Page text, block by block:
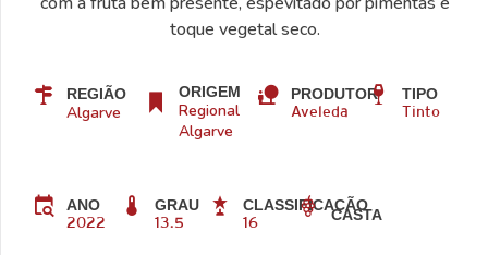
toque vegetal seco.
REGIÃO
Algarve
ORIGEM
Regional
Algarve
PRODUTOR
Aveleda
TIPO
Tinto
ANO
2022
GRAU
13.5
CLASSIFICAÇÃO
16
CASTA